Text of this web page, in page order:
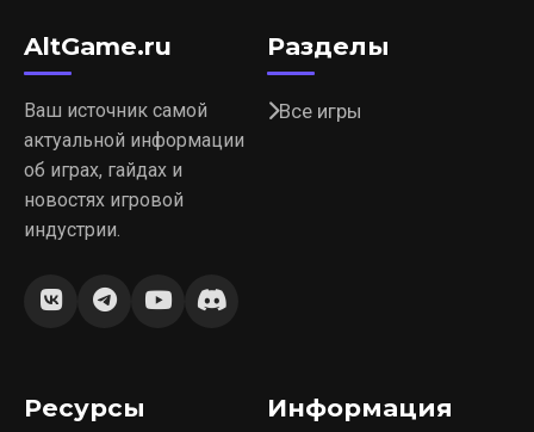
AltGame.ru
Ваш источник самой
актуальной информации
об играх, гайдах и
новостях игровой
индустрии.
Разделы
Все игры
Ресурсы Информация